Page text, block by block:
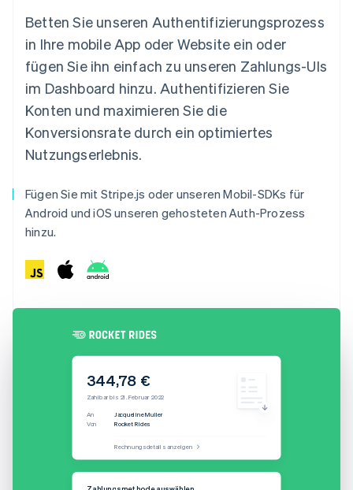
Betten Sie unseren Authentifizierungsprozess
in Ihre mobile App oder Website ein oder
fügen Sie ihn einfach zu unseren Zahlungs-UIs
im Dashboard hinzu. Authentifizieren Sie
Konten und maximieren Sie die
Konversionsrate durch ein optimiertes
Nutzungserlebnis.
Fügen Sie mit Stripe.js oder unseren Mobil-SDKs für
Android und iOS unseren gehosteten Auth-Prozess
hinzu.
344,78 €
Zahlbar bis 21. Februar 2022
An
Jacqueline Muller
Von
Rocket Rides
Rechnungsdetails anzeigen